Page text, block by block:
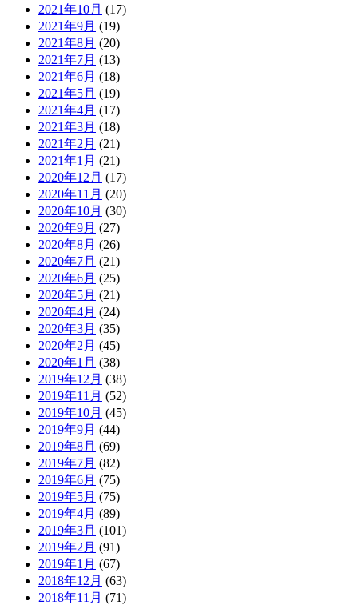
2021年10月 (17)
2021年9月 (19)
2021年8月 (20)
2021年7月 (13)
2021年6月 (18)
2021年5月 (19)
2021年4月 (17)
2021年3月 (18)
2021年2月 (21)
2021年1月 (21)
2020年12月 (17)
2020年11月 (20)
2020年10月 (30)
2020年9月 (27)
2020年8月 (26)
2020年7月 (21)
2020年6月 (25)
2020年5月 (21)
2020年4月 (24)
2020年3月 (35)
2020年2月 (45)
2020年1月 (38)
2019年12月 (38)
2019年11月 (52)
2019年10月 (45)
2019年9月 (44)
2019年8月 (69)
2019年7月 (82)
2019年6月 (75)
2019年5月 (75)
2019年4月 (89)
2019年3月 (101)
2019年2月 (91)
2019年1月 (67)
2018年12月 (63)
2018年11月 (71)